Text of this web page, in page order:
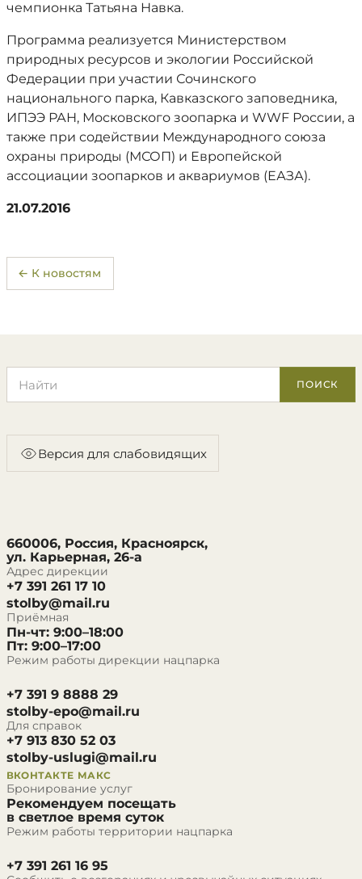
чемпионка Татьяна Навка.
Программа реализуется Министерством
природных ресурсов и экологии Российской
Федерации при участии Сочинского
национального парка, Кавказского заповедника,
ИПЭЭ РАН, Московского зоопарка и WWF России, а
также при содействии Международного союза
охраны природы (МСОП) и Европейской
ассоциации зоопарков и аквариумов (ЕАЗА).
21.07.2016
← К новостям
ПОИСК
Версия для слабовидящих
660006, Россия, Красноярск,
ул. Карьерная, 26-а
Адрес дирекции
+7 391 261 17 10
stolby@mail.ru
Приёмная
Пн-чт: 9:00–18:00
Пт: 9:00–17:00
Режим работы дирекции нацпарка
+7 391 9 8888 29
stolby-epo@mail.ru
Для справок
+7 913 830 52 03
stolby-uslugi@mail.ru
ВКОНТАКТЕ МАКС
Бронирование услуг
Рекомендуем посещать
в светлое время суток
Режим работы территории нацпарка
+7 391 261 16 95